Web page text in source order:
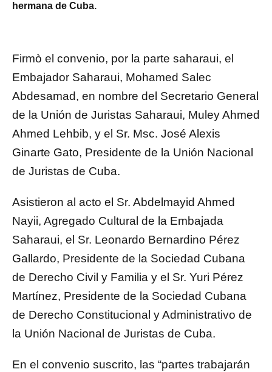
hermana de Cuba.
Firmò el convenio, por la parte saharaui, el
Embajador Saharaui, Mohamed Salec
Abdesamad, en nombre del Secretario General
de la Unión de Juristas Saharaui, Muley Ahmed
Ahmed Lehbib, y el Sr. Msc. José Alexis
Ginarte Gato, Presidente de la Unión Nacional
de Juristas de Cuba.
Asistieron al acto el Sr. Abdelmayid Ahmed
Nayii, Agregado Cultural de la Embajada
Saharaui, el Sr. Leonardo Bernardino Pérez
Gallardo, Presidente de la Sociedad Cubana
de Derecho Civil y Familia y el Sr. Yuri Pérez
Martínez, Presidente de la Sociedad Cubana
de Derecho Constitucional y Administrativo de
la Unión Nacional de Juristas de Cuba.
En el convenio suscrito, las “partes trabajarán